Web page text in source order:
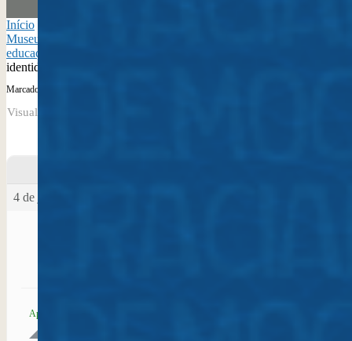
Início
Museus 2025/35
educação
identidade coletiva
Marcado:
Visualizando 0 resposta da discussão
4 de junho de 2024 às 09:23
Apoio